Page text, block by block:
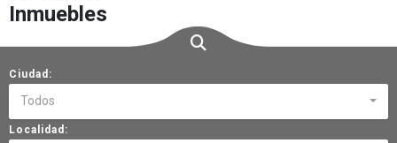
Inmuebles
Ciudad:
Todos
Localidad: